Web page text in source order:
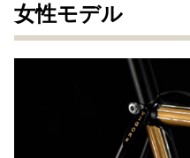
女性モデル